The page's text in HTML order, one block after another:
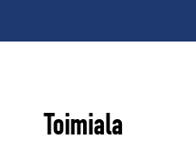
Toimiala